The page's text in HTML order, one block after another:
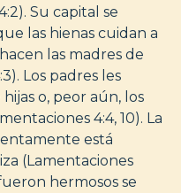
Su capital se
las hienas cuidan a
las madres de
Los padres les
o, peor aún, los
4:4, 10). La
está
(Lamentaciones
hermosos se